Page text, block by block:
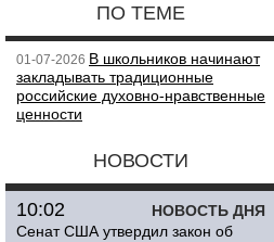
ПО ТЕМЕ
01-07-2026 В школьников начинают
закладывать традиционные
российские духовно-нравственные
ценности
НОВОСТИ
НОВОСТЬ ДНЯ
10:02
Сенат США утвердил закон об